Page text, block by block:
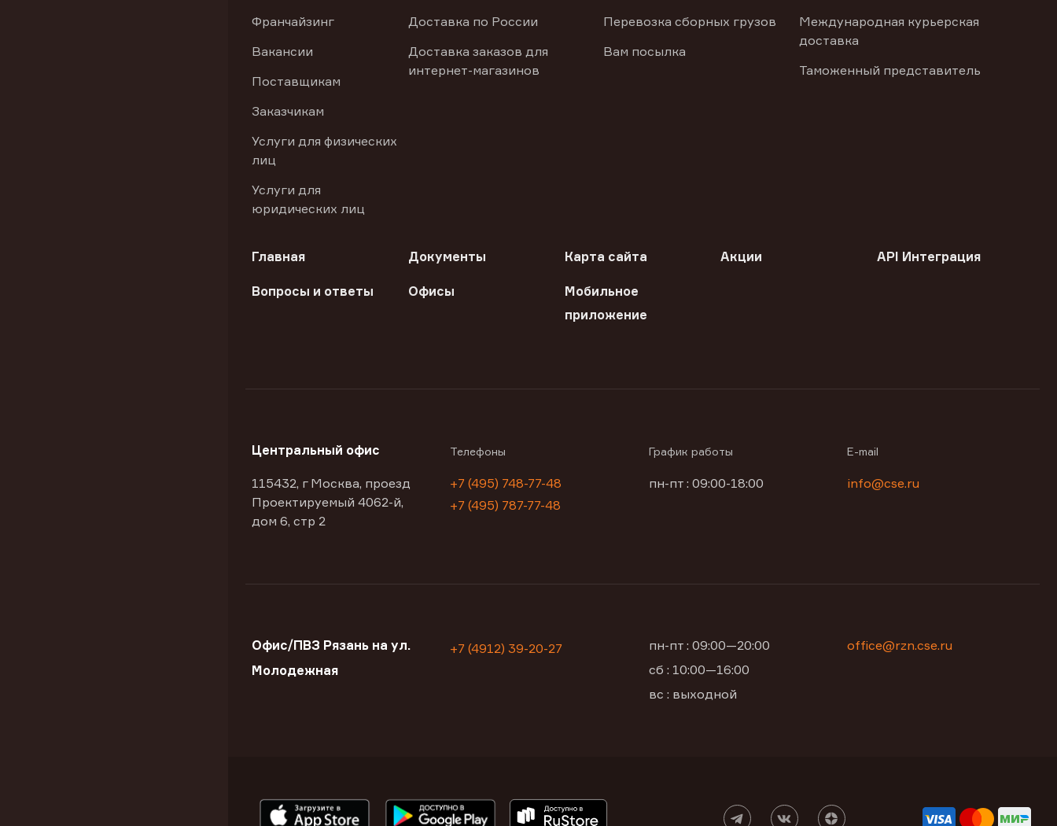
Франчайзинг
Вакансии
Поставщикам
Заказчикам
Услуги для физических
лиц
Услуги для
юридических лиц
Доставка по России
Доставка заказов для
интернет-магазинов
Перевозка сборных грузов
Вам посылка
Международная курьерская
доставка
Таможенный представитель
Главная Документы Карта сайта Акции API Интеграция
Вопросы и ответы Офисы
Мобильное
приложение
Центральный офис
115432, г Москва, проезд
Проектируемый 4062-й,
дом 6, стр 2
Телефоны
+7 (495) 748-77-48
+7 (495) 787-77-48
График работы
пн-пт : 09:00-18:00
E-mail
info@cse.ru
Офис/ПВЗ Рязань на ул.
Молодежная
+7 (4912) 39-20-27
пн-пт : 09:00—20:00
сб : 10:00—16:00
вс : выходной
office@rzn.cse.ru